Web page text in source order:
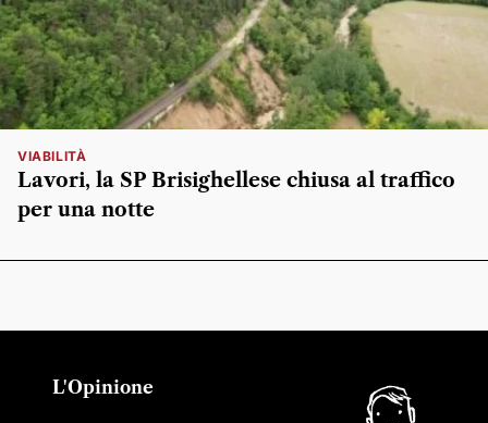
VIABILITÀ
Lavori, la SP Brisighellese chiusa al traffico
per una notte
L'Opinione